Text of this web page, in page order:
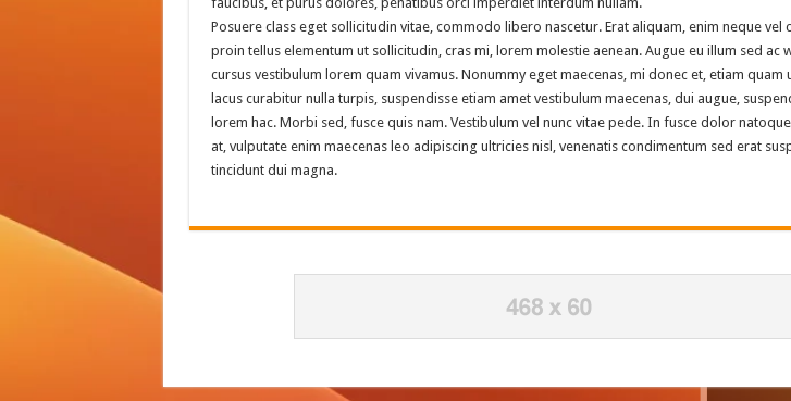
Posuere class eget sollicitudin vitae, commodo libero nascetur. Erat aliquam, enim neque vel
proin tellus elementum ut sollicitudin, cras mi, lorem molestie aenean. Augue eu illum sed ac
cursus vestibulum lorem quam vivamus. Nonummy eget maecenas, mi donec et, etiam quam
lacus curabitur nulla turpis, suspendisse etiam amet vestibulum maecenas, dui augue,
lorem hac. Morbi sed, fusce quis nam. Vestibulum vel nunc vitae pede. In fusce dolor
at, vulputate enim maecenas leo adipiscing ultricies nisl, venenatis condimentum sed erat
tincidunt dui magna.